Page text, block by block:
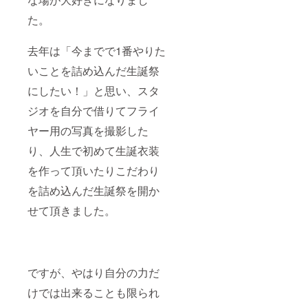
た。
去年は「今までで1番やりた
いことを詰め込んだ生誕祭
にしたい！」と思い、スタ
ジオを自分で借りてフライ
ヤー用の写真を撮影した
り、人生で初めて生誕衣装
を作って頂いたりこだわり
を詰め込んだ生誕祭を開か
せて頂きました。
ですが、やはり自分の力だ
けでは出来ることも限られ